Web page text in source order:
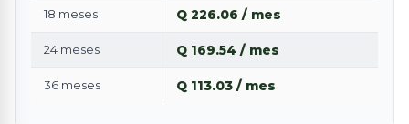
18 meses Q 226.06 / mes
24 meses Q 169.54 / mes
36 meses Q 113.03 / mes